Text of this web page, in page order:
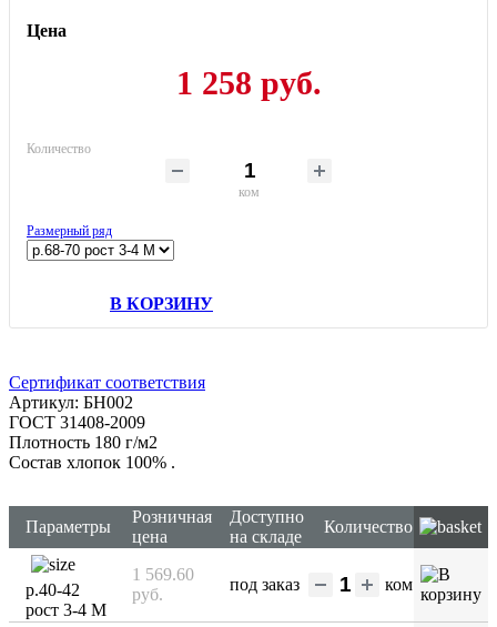
Цена
1 258 руб.
Количество
ком
Размерный ряд
В КОРЗИНУ
Сертификат соответствия
Артикул: БН002
ГОСТ 31408-2009
Плотность 180 г/м2
Состав хлопок 100% .
Параметры
Розничная
цена
Доступно
на складе
Количество
р.40-42
рост 3-4 М
1 569.60
руб.
под заказ ком